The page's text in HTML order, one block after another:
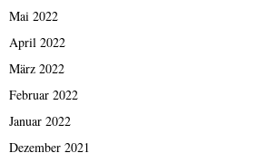
Mai 2022
April 2022
März 2022
Februar 2022
Januar 2022
Dezember 2021